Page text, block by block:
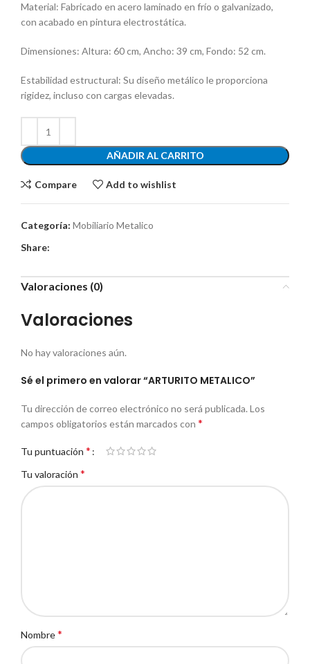
Material: Fabricado en acero laminado en frío o galvanizado,
con acabado en pintura electrostática.
Dimensiones: Altura: 60 cm, Ancho: 39 cm, Fondo: 52 cm.
Estabilidad estructural: Su diseño metálico le proporciona
rigidez, incluso con cargas elevadas.
AÑADIR AL CARRITO
Compare Add to wishlist
Categoría: Mobiliario Metalico
Share:
Valoraciones (0)
Valoraciones
No hay valoraciones aún.
Sé el primero en valorar “ARTURITO METALICO”
Tu dirección de correo electrónico no será publicada. Los
campos obligatorios están marcados con *
Tu puntuación *
Tu valoración *
Nombre*